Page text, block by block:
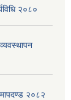
२०८०
मापदण्ड २०८२